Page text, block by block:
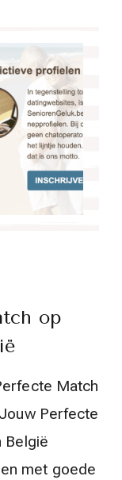
op
Match
Perfecte
België
met goede